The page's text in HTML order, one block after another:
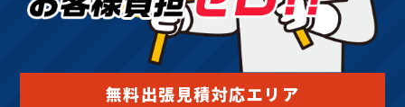
無料出張見積対応エリア